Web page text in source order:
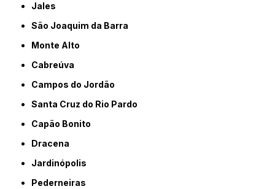
Jales
São Joaquim da Barra
Monte Alto
Cabreúva
Campos do Jordão
Santa Cruz do Rio Pardo
Capão Bonito
Dracena
Jardinópolis
Pederneiras